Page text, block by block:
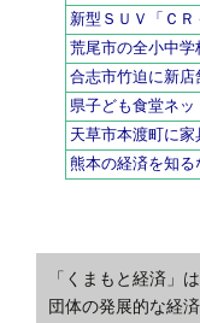
新型ＳＵＶ「Ｃ
荒尾市の全小中
合志市竹迫に新店
県子ども食堂ネ
天草市本渡町に家
熊本の経済を知
「くまもと経済」
団体の発展的な経